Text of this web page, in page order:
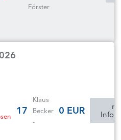
Förster
17
Klaus
Becker
-
0 EUR